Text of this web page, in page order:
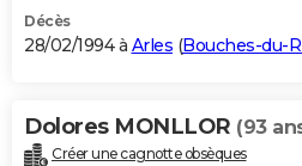
Décès
28/02/1994 à Arles (Bouches-du-
Dolores MONLLOR (93
Créer une cagnotte obsèques